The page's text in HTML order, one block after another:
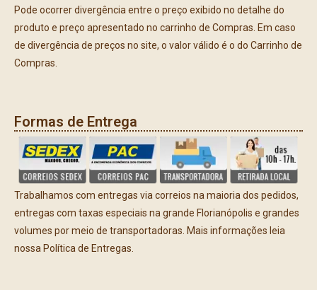
Pode ocorrer divergência entre o preço exibido no detalhe do
produto e preço apresentado no carrinho de Compras. Em caso
de divergência de preços no site, o valor válido é o do Carrinho de
Compras.
Formas de Entrega
Trabalhamos com entregas via correios na maioria dos pedidos,
entregas com taxas especiais na grande Florianópolis e grandes
volumes por meio de transportadoras. Mais informações leia
nossa Política de Entregas.